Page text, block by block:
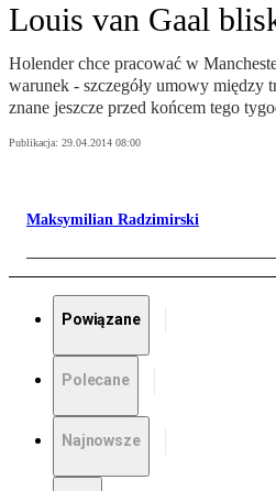
Louis van Gaal
Holender chce pracować w
warunek - szczegóły umowy między
znane jeszcze przed końcem tego
Publikacja: 29.04.2014 08:00
Maksymilian Radzimirski
Powiązane
Polecane
Najnowsze